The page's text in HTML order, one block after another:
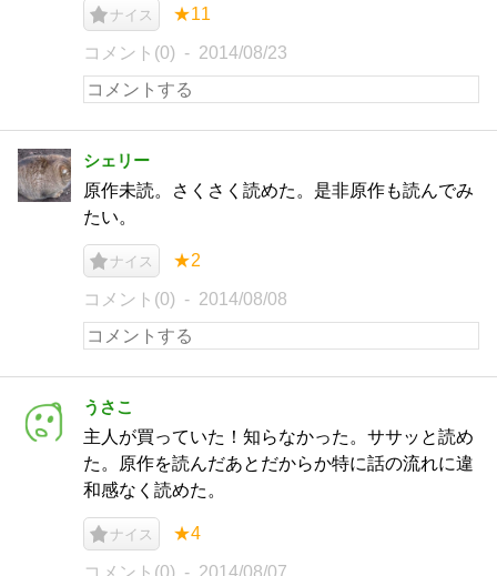
ナイス ★11
コメント(0) 2014/08/23
シェリー
原作未読。さくさく読めた。是非原作も読んでみ
たい。
ナイス ★2
コメント(0) 2014/08/08
うさこ
主人が買っていた！知らなかった。ササッと読め
た。原作を読んだあとだからか特に話の流れに違
和感なく読めた。
ナイス ★4
コメント(0) 2014/08/07